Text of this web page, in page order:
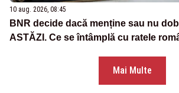
10 aug. 2026, 08:45
BNR decide dacă menține sau nu
ASTĂZI. Ce se întâmplă cu ratele
Mai Multe